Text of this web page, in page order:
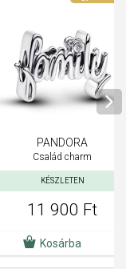
PANDORA
Család charm
KÉSZLETEN
11 900 Ft
Kosárba